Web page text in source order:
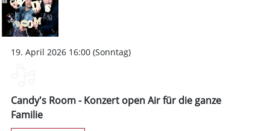
19. April 2026 16:00 (Sonntag)
Candy's Room - Konzert open Air für die ganze
Familie